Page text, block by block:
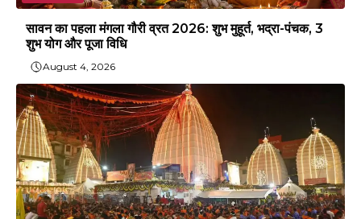
सावन का पहला मंगला गौरी व्रत 2026: शुभ मुहूर्त, भद्रा-पंचक, 3
शुभ योग और पूजा विधि
August 4, 2026